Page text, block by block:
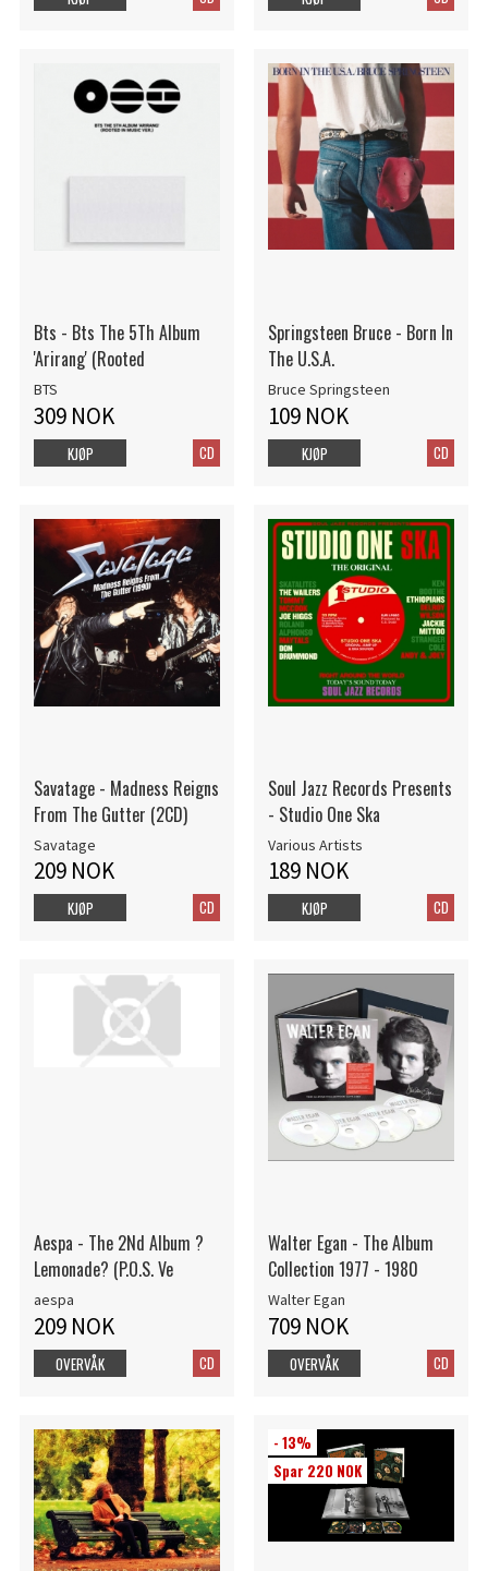
Bts - Bts The 5Th Album
'Arirang' (Rooted
BTS
309 NOK
CD
KJØP
Springsteen Bruce - Born In
The U.S.A.
Bruce Springsteen
109 NOK
CD
KJØP
Savatage - Madness Reigns
From The Gutter (2CD)
Savatage
209 NOK
CD
KJØP
Soul Jazz Records Presents
- Studio One Ska
Various Artists
189 NOK
CD
KJØP
Aespa - The 2Nd Album ?
Lemonade? (P.O.S. Ve
aespa
209 NOK
CD
OVERVÅK
Walter Egan - The Album
Collection 1977 - 1980
Walter Egan
709 NOK
CD
OVERVÅK
- 13%
Spar 220 NOK